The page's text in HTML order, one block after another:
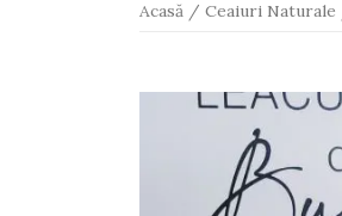
Acasă / Ceaiuri Naturale